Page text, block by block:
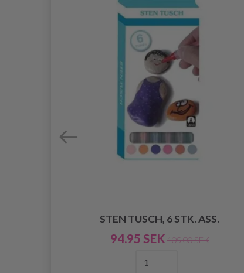
STEN TUSCH, 6 STK. ASS.
94.95 SEK 105.00 SEK